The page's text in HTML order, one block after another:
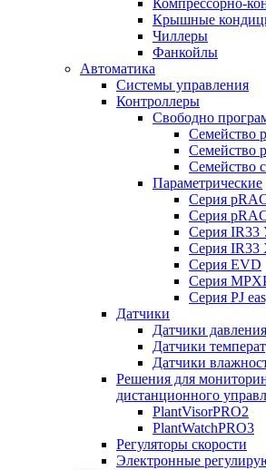
Компрессорно-
Крышные
Чиллеры
Фанкойлы
Автоматика
Системы управления
Контроллеры
Свободно
Семейство
Семейство
Семейство
Параметрические
Серия
Серия
Серия IR33
Серия IR33
Серия EVD
Серия
Серия PJ
Датчики
Датчики давления
Датчики
Датчики
Решения для
дистанционного
PlantVisorPRO2
PlantWatchPRO3
Регуляторы скорости
Электронные